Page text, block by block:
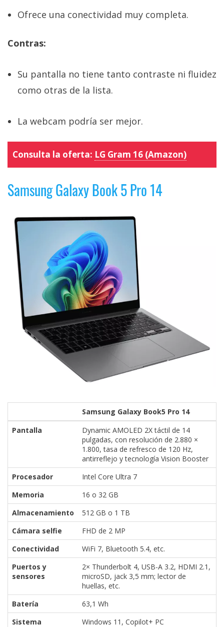
Ofrece una conectividad muy completa.
Contras:
Su pantalla no tiene tanto contraste ni fluidez
como otras de la lista.
La webcam podría ser mejor.
Consulta la oferta: LG Gram 16 (Amazon)
Samsung Galaxy Book 5 Pro 14
Samsung Galaxy Book5 Pro 14
Pantalla
Dynamic AMOLED 2X táctil de 14
pulgadas, con resolución de 2.880 ×
1.800, tasa de refresco de 120 Hz,
antirreflejo y tecnología Vision Booster
Procesador
Intel Core Ultra 7
Memoria
16 o 32 GB
Almacenamiento
512 GB o 1 TB
Cámara selfie
FHD de 2 MP
Conectividad
WiFi 7, Bluetooth 5.4, etc.
Puertos y
sensores
2× Thunderbolt 4, USB-A 3.2, HDMI 2.1,
microSD, jack 3,5 mm; lector de
huellas, etc.
Batería
63,1 Wh
Sistema
Windows 11, Copilot+ PC